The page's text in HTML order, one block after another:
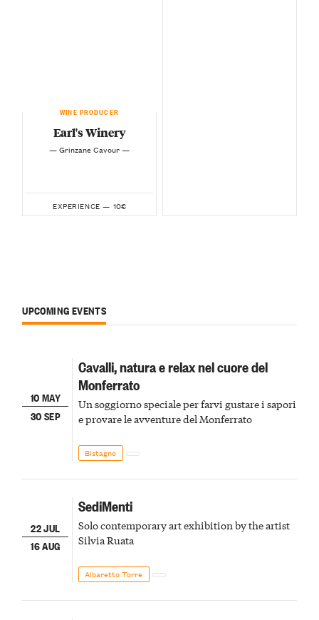
WINE PRODUCER
Earl's Winery
— Grinzane Cavour —
EXPERIENCE — 10€
UPCOMING EVENTS
10 MAY
30 SEP
Cavalli, natura e relax nel cuore del
Monferrato
Un soggiorno speciale per farvi gustare i sapori
e provare le avventure del Monferrato
Bistagno
22 JUL
16 AUG
SediMenti
Solo contemporary art exhibition by the artist
Silvia Ruata
Albaretto Torre